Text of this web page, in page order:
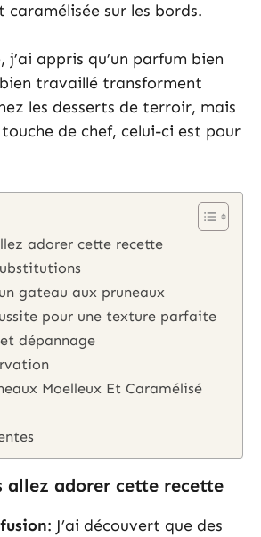
sur les bords.
j’ai appris qu’un parfum bien
travaillé transforment
les desserts de terroir, mais
de chef, celui-ci est pour
adorer cette recette
gateau aux pruneaux
pour une texture parfaite
dépannage
Moelleux Et Caramélisé
allez adorer cette recette
: J’ai découvert que des